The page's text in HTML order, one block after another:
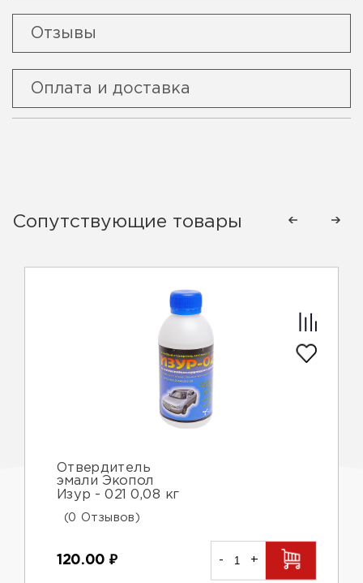
Отзывы
Оплата и доставка
Сопутствующие товары
Отвердитель
эмали Экопол
Изур - 021 0,08 кг
(0 Отзывов)
120.00 ₽ - +